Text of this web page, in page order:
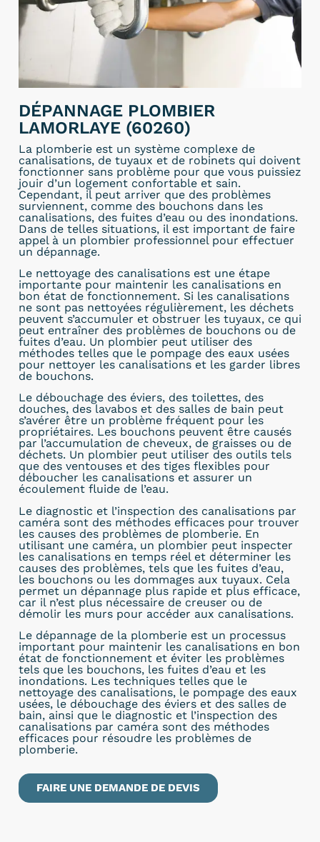
DÉPANNAGE PLOMBIER
LAMORLAYE (60260)
La plomberie est un système complexe de
canalisations, de tuyaux et de robinets qui doivent
fonctionner sans problème pour que vous puissiez
jouir d’un logement confortable et sain.
Cependant, il peut arriver que des problèmes
surviennent, comme des bouchons dans les
canalisations, des fuites d’eau ou des inondations.
Dans de telles situations, il est important de faire
appel à un plombier professionnel pour effectuer
un dépannage.
Le nettoyage des canalisations est une étape
importante pour maintenir les canalisations en
bon état de fonctionnement. Si les canalisations
ne sont pas nettoyées régulièrement, les déchets
peuvent s’accumuler et obstruer les tuyaux, ce qui
peut entraîner des problèmes de bouchons ou de
fuites d’eau. Un plombier peut utiliser des
méthodes telles que le pompage des eaux usées
pour nettoyer les canalisations et les garder libres
de bouchons.
Le débouchage des éviers, des toilettes, des
douches, des lavabos et des salles de bain peut
s’avérer être un problème fréquent pour les
propriétaires. Les bouchons peuvent être causés
par l’accumulation de cheveux, de graisses ou de
déchets. Un plombier peut utiliser des outils tels
que des ventouses et des tiges flexibles pour
déboucher les canalisations et assurer un
écoulement fluide de l’eau.
Le diagnostic et l’inspection des canalisations par
caméra sont des méthodes efficaces pour trouver
les causes des problèmes de plomberie. En
utilisant une caméra, un plombier peut inspecter
les canalisations en temps réel et déterminer les
causes des problèmes, tels que les fuites d’eau,
les bouchons ou les dommages aux tuyaux. Cela
permet un dépannage plus rapide et plus efficace,
car il n’est plus nécessaire de creuser ou de
démolir les murs pour accéder aux canalisations.
Le dépannage de la plomberie est un processus
important pour maintenir les canalisations en bon
état de fonctionnement et éviter les problèmes
tels que les bouchons, les fuites d’eau et les
inondations. Les techniques telles que le
nettoyage des canalisations, le pompage des eaux
usées, le débouchage des éviers et des salles de
bain, ainsi que le diagnostic et l’inspection des
canalisations par caméra sont des méthodes
efficaces pour résoudre les problèmes de
plomberie.
FAIRE UNE DEMANDE DE DEVIS